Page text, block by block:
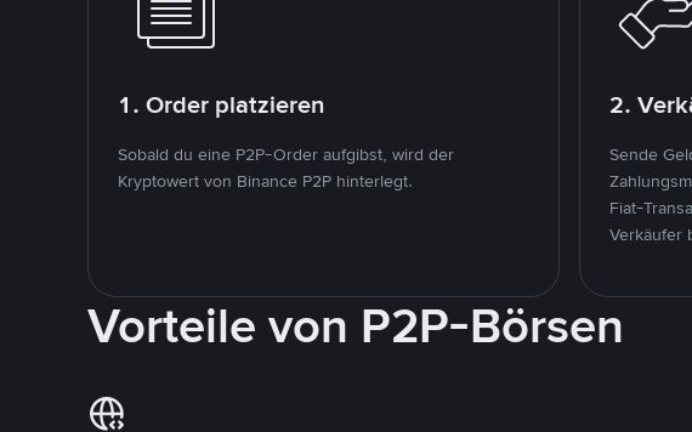
1. Order platzieren
Sobald du eine P2P-Order aufgibst, wird der
Kryptowert von Binance P2P hinterlegt.
2.
Sende
Fiat-
Verkäufer
Vorteile von P2P-Börsen